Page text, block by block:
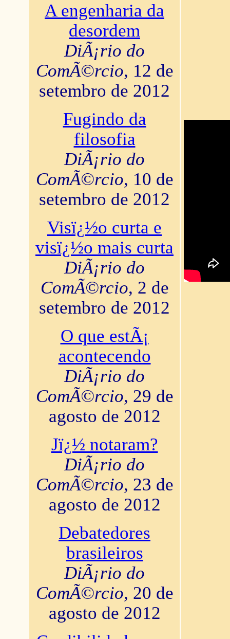
A engenharia da
desordem
DiÃ¡rio do
ComÃ©rcio, 12 de
setembro de 2012
Fugindo da
filosofia
DiÃ¡rio do
ComÃ©rcio, 10 de
setembro de 2012
Visï¿½o curta e
visï¿½o mais curta
DiÃ¡rio do
ComÃ©rcio, 2 de
setembro de 2012
O que estÃ¡
acontecendo
DiÃ¡rio do
ComÃ©rcio, 29 de
agosto de 2012
Jï¿½ notaram?
DiÃ¡rio do
ComÃ©rcio, 23 de
agosto de 2012
Debatedores
brasileiros
DiÃ¡rio do
ComÃ©rcio, 20 de
agosto de 2012